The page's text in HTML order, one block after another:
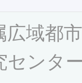
広域都
センタ